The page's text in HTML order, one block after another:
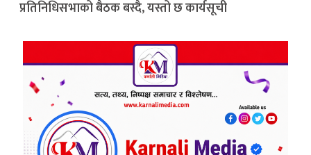
प्रतिनिधिसभाको बैठक बस्दै, यस्तो छ कार्यसूची